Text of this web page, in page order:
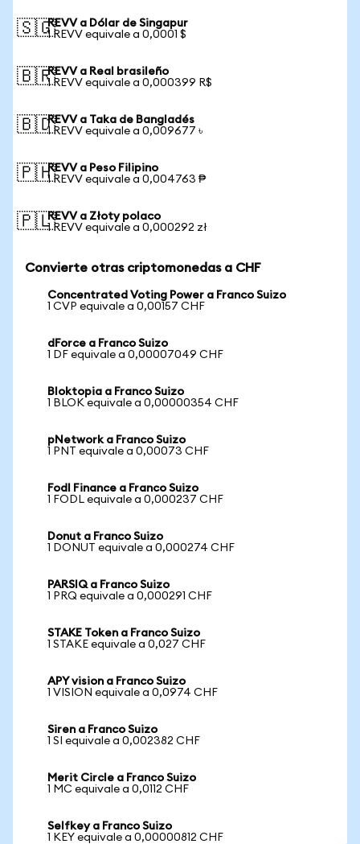
🇸🇬REVV a Dólar de Singapur
1 REVV equivale a 0,0001 $
🇧🇷REVV a Real brasileño
1 REVV equivale a 0,000399 R$
🇧🇩REVV a Taka de Bangladés
1 REVV equivale a 0,009677 ৳
🇵🇭REVV a Peso Filipino
1 REVV equivale a 0,004763 ₱
🇵🇱REVV a Złoty polaco
1 REVV equivale a 0,000292 zł
Convierte otras criptomonedas a CHF
Concentrated Voting Power a Franco Suizo
1 CVP equivale a 0,00157 CHF
dForce a Franco Suizo
1 DF equivale a 0,00007049 CHF
Bloktopia a Franco Suizo
1 BLOK equivale a 0,00000354 CHF
pNetwork a Franco Suizo
1 PNT equivale a 0,00073 CHF
Fodl Finance a Franco Suizo
1 FODL equivale a 0,000237 CHF
Donut a Franco Suizo
1 DONUT equivale a 0,000274 CHF
PARSIQ a Franco Suizo
1 PRQ equivale a 0,000291 CHF
STAKE Token a Franco Suizo
1 STAKE equivale a 0,027 CHF
APY vision a Franco Suizo
1 VISION equivale a 0,0974 CHF
Siren a Franco Suizo
1 SI equivale a 0,002382 CHF
Merit Circle a Franco Suizo
1 MC equivale a 0,0112 CHF
Selfkey a Franco Suizo
1 KEY equivale a 0,00000812 CHF